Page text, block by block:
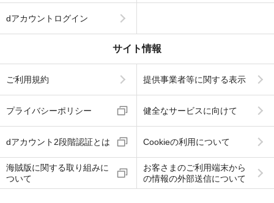
dアカウントログイン
サイト情報
ご利用規約 提供事業者等に関する表示
プライバシーポリシー 健全なサービスに向けて
dアカウント2段階認証とは Cookieの利用について
海賊版に関する取り組みに
ついて
お客さまのご利用端末から
の情報の外部送信について